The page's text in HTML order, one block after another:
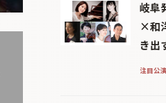
岐阜
×和
き出
注目公演